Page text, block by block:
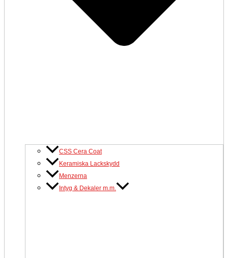
CSS Cera Coat
Keramiska Lackskydd
Menzerna
Intyg & Dekaler m.m.